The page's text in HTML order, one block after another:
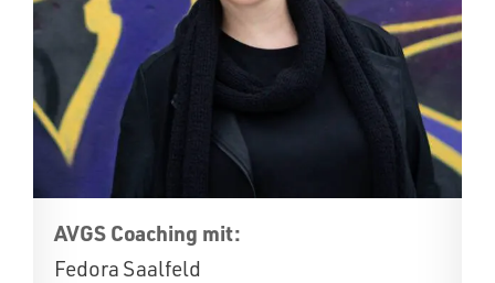
AVGS Coaching mit:
Fedora Saalfeld